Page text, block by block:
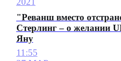
"Реванш вместо
Стерлинг – о желании
Яну
11:55